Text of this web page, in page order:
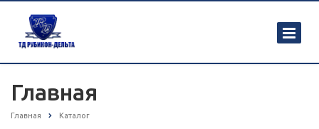
Главная
Главная Каталог